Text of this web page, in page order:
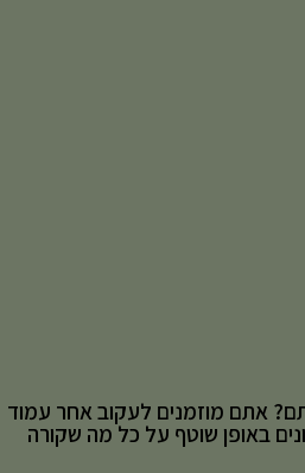
אתם מוזמנים לעקוב אחר עמוד
באופן שוטף על כל מה שקורה